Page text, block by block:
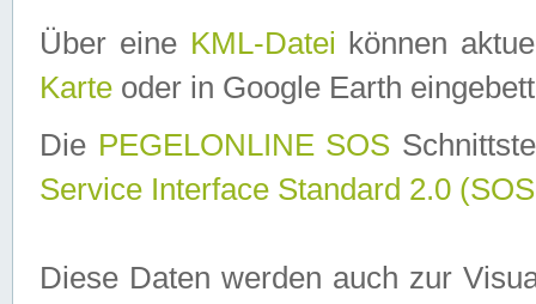
Über eine KML-Datei können
Karte oder in Google Earth
Die PEGELONLINE SOS
Service Interface Standard 2.0
Diese Daten werden auch zur